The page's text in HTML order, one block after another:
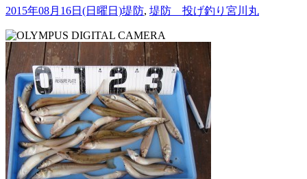
2015年08月16日(日曜日)堤防, 堤防 投げ釣り 宮川丸